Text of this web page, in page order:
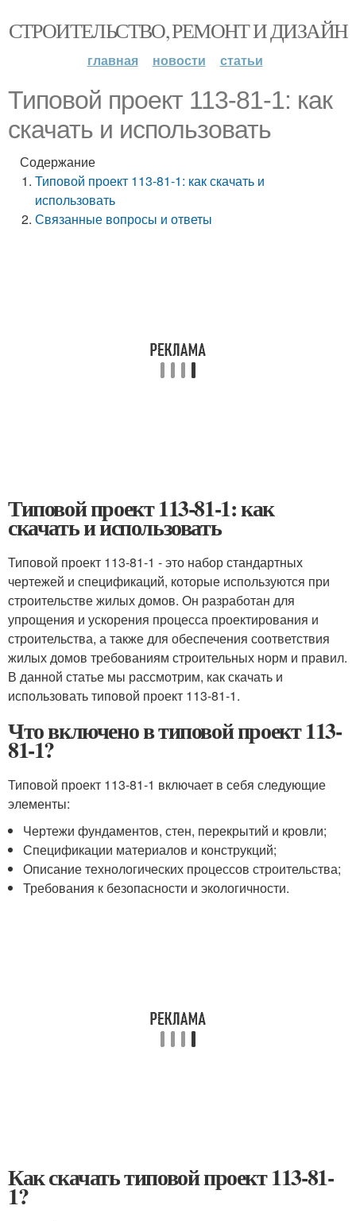
СТРОИТЕЛЬСТВО, РЕМОНТ И ДИЗАЙН
главная новости статьи
Типовой проект 113-81-1: как
скачать и использовать
Содержание
Типовой проект 113-81-1: как скачать и
использовать
Связанные вопросы и ответы
Типовой проект 113-81-1: как
скачать и использовать
Типовой проект 113-81-1 - это набор стандартных
чертежей и спецификаций, которые используются при
строительстве жилых домов. Он разработан для
упрощения и ускорения процесса проектирования и
строительства, а также для обеспечения соответствия
жилых домов требованиям строительных норм и правил.
В данной статье мы рассмотрим, как скачать и
использовать типовой проект 113-81-1.
Что включено в типовой проект 113-
81-1?
Типовой проект 113-81-1 включает в себя следующие
элементы:
Чертежи фундаментов, стен, перекрытий и кровли;
Спецификации материалов и конструкций;
Описание технологических процессов строительства;
Требования к безопасности и экологичности.
Как скачать типовой проект 113-81-
1?